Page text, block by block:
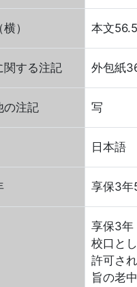
） 本文
関する注記 外包紙
の注記 写
日本語
享保3年
享保3年
校口と
許可さ
旨の老